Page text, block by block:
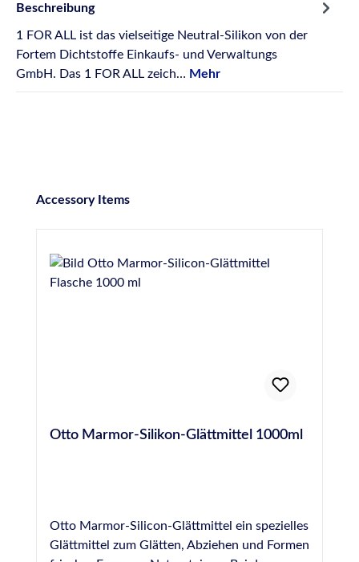
Beschreibung
1 FOR ALL ist das vielseitige Neutral-Silikon von der
Fortem Dichtstoffe Einkaufs- und Verwaltungs
GmbH. Das 1 FOR ALL zeich… Mehr
Produktgalerie überspringen
Accessory Items
Otto Marmor-Silikon-Glättmittel 1000ml
Otto Marmor-Silicon-Glättmittel ein spezielles
Glättmittel zum Glätten, Abziehen und Formen